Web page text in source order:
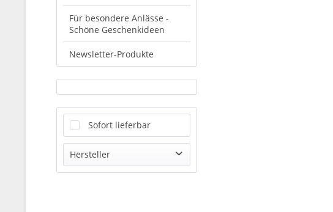
Für besondere Anlässe -
Schöne Geschenkideen
Newsletter-Produkte
Sofort lieferbar
Hersteller